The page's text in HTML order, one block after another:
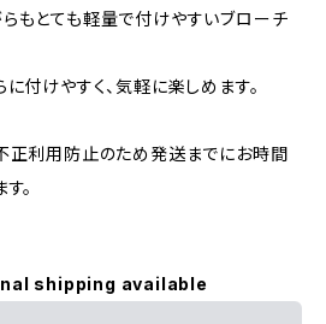
もとても軽量で付けやすいブローチ
付けやすく、気軽に楽しめます。
正利用防止のため発送までにお時間
。
shipping available